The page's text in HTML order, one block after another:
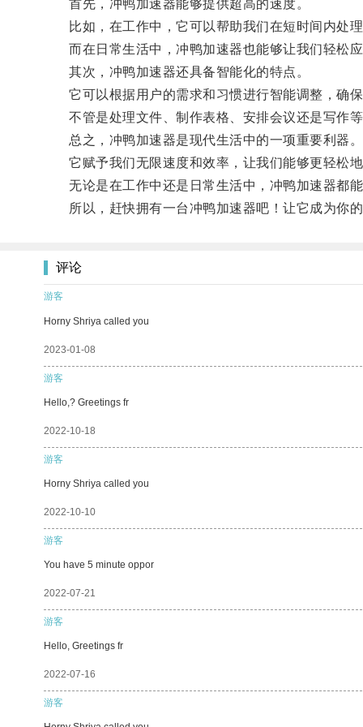
首先，冲鸭加速器能够提供超高的速度。
比如，在工作中，它可以帮助我们在短时间内处理
而在日常生活中，冲鸭加速器也能够让我们轻松
其次，冲鸭加速器还具备智能化的特点。
它可以根据用户的需求和习惯进行智能调整，确保
不管是处理文件、制作表格、安排会议还是写作等
总之，冲鸭加速器是现代生活中的一项重要利器。
它赋予我们无限速度和效率，让我们能够更轻松地
无论是在工作中还是日常生活中，冲鸭加速器都能
所以，赶快拥有一台冲鸭加速器吧！让它成为你的
评论
游客
Horny Shriya called you
2023-01-08
游客
Hello,? Greetings fr
2022-10-18
游客
Horny Shriya called you
2022-10-10
游客
You have 5 minute oppor
2022-07-21
游客
Hello, Greetings fr
2022-07-16
游客